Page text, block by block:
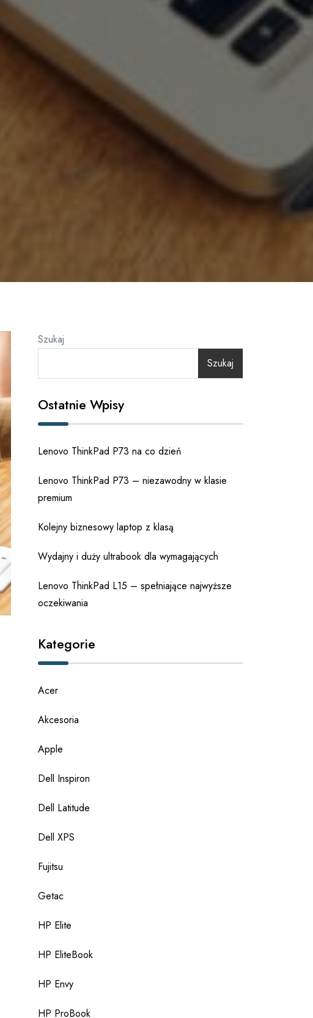
Szukaj
Szukaj
Ostatnie Wpisy
Lenovo ThinkPad P73 na co dzień
Lenovo ThinkPad P73 – niezawodny w klasie
premium
Kolejny biznesowy laptop z klasą
Wydajny i duży ultrabook dla wymagających
Lenovo ThinkPad L15 – spełniające najwyższe
oczekiwania
Kategorie
Acer
Akcesoria
Apple
Dell Inspiron
Dell Latitude
Dell XPS
Fujitsu
Getac
HP Elite
HP EliteBook
HP Envy
HP ProBook